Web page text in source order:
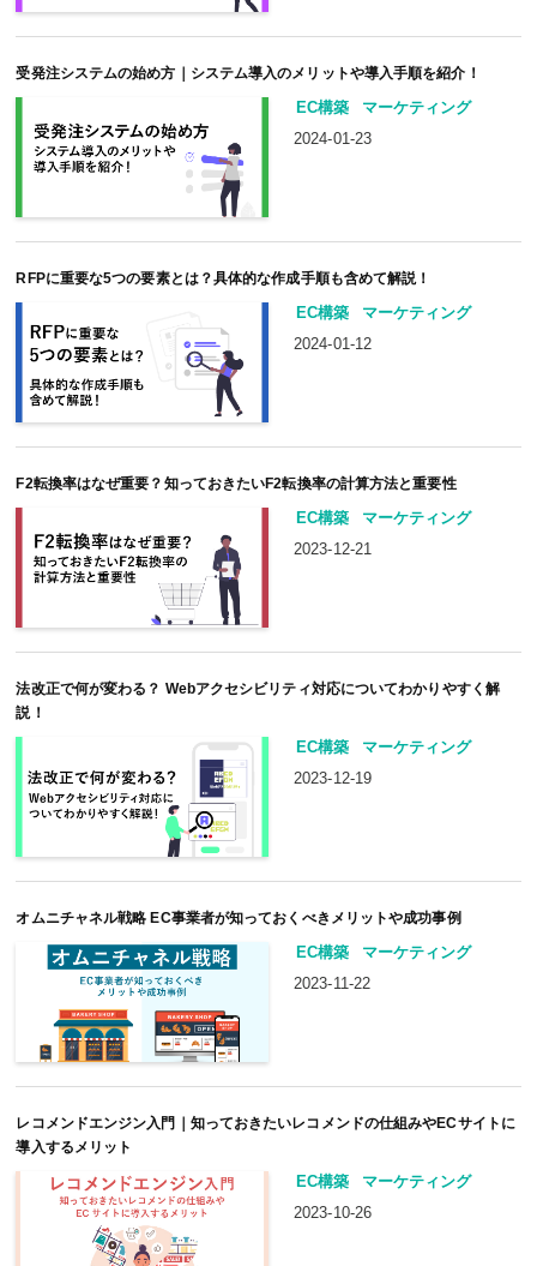
受発注システムの始め方｜システム導入のメリットや導入手順を紹介！
EC構築
マーケティング
2024-01-23
RFPに重要な5つの要素とは？具体的な作成手順も含めて解説！
EC構築
マーケティング
2024-01-12
F2転換率はなぜ重要？知っておきたいF2転換率の計算方法と重要性
EC構築
マーケティング
2023-12-21
法改正で何が変わる？ Webアクセシビリティ対応についてわかりやすく解
説！
EC構築
マーケティング
2023-12-19
オムニチャネル戦略 EC事業者が知っておくべきメリットや成功事例
EC構築
マーケティング
2023-11-22
レコメンドエンジン入門｜知っておきたいレコメンドの仕組みやECサイトに
導入するメリット
EC構築
マーケティング
2023-10-26